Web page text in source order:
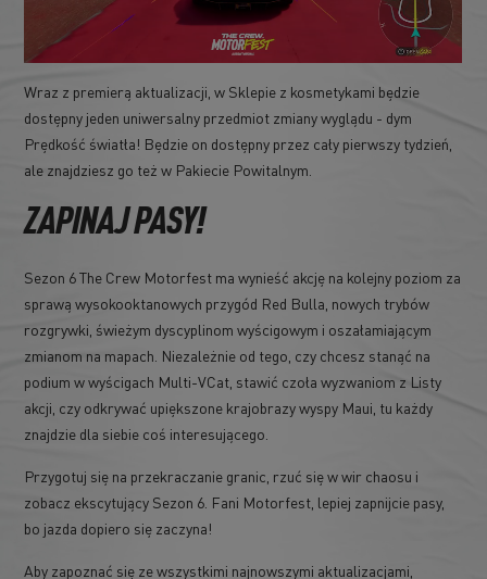
Wraz z premierą aktualizacji, w Sklepie z kosmetykami będzie
dostępny jeden uniwersalny przedmiot zmiany wyglądu - dym
Prędkość światła! Będzie on dostępny przez cały pierwszy tydzień,
ale znajdziesz go też w Pakiecie Powitalnym.
ZAPINAJ PASY!
Sezon 6 The Crew Motorfest ma wynieść akcję na kolejny poziom za
sprawą wysokooktanowych przygód Red Bulla, nowych trybów
rozgrywki, świeżym dyscyplinom wyścigowym i oszałamiającym
zmianom na mapach. Niezależnie od tego, czy chcesz stanąć na
podium w wyścigach Multi-VCat, stawić czoła wyzwaniom z Listy
akcji, czy odkrywać upiększone krajobrazy wyspy Maui, tu każdy
znajdzie dla siebie coś interesującego.
Przygotuj się na przekraczanie granic, rzuć się w wir chaosu i
zobacz ekscytujący Sezon 6. Fani Motorfest, lepiej zapnijcie pasy,
bo jazda dopiero się zaczyna!
Aby zapoznać się ze wszystkimi najnowszymi aktualizacjami,